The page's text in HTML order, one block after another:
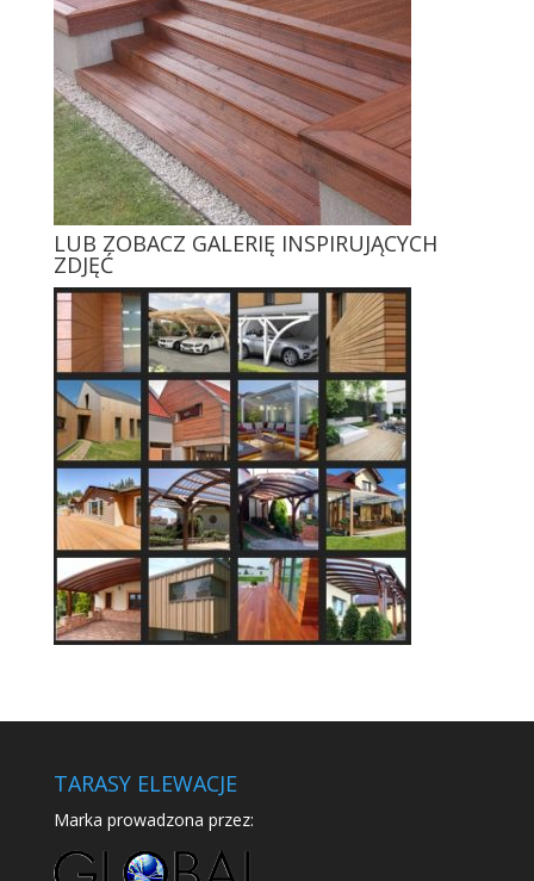
LUB ZOBACZ GALERIĘ INSPIRUJĄCYCH
ZDJĘĆ
TARASY ELEWACJE
Marka prowadzona przez: